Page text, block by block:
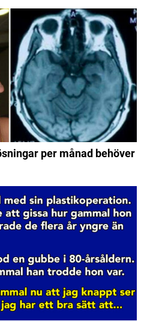
per månad behöver